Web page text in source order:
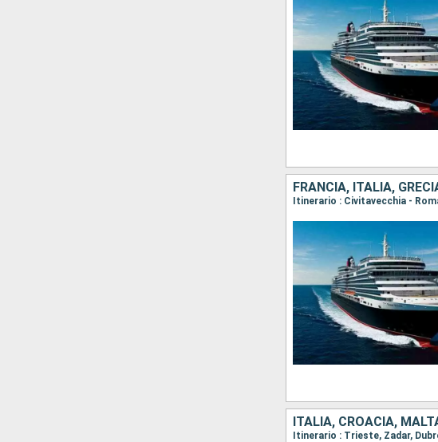
FRANCIA, ITALIA,
ITALIA, CROACIA,
Itinerario : Trieste, Zadar,